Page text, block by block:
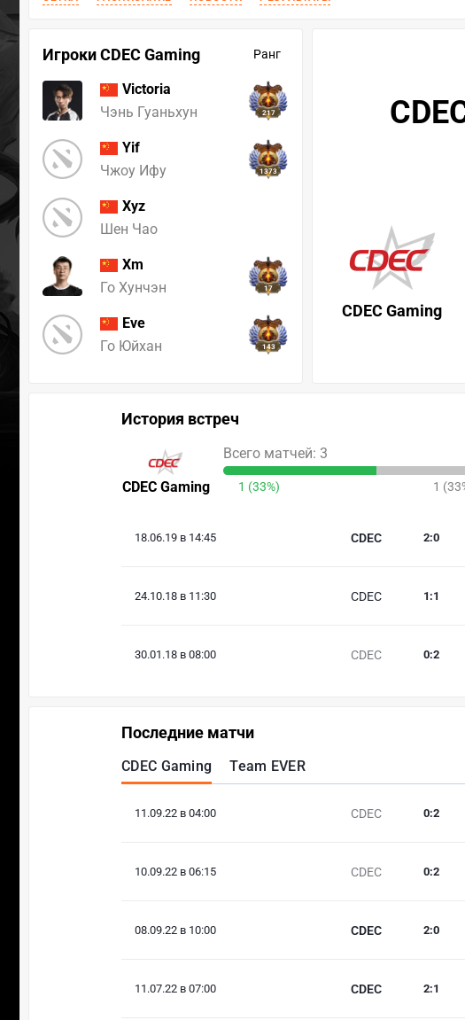
Игроки CDEC Gaming Ранг
Victoria
Чэнь Гуаньхун
217
Yif
Чжоу Ифу
1373
Xyz
Шен Чао
Xm
Го Хунчэн
17
Eve
Го Юйхан
143
CDEC Gaming
История встреч
CDEC Gaming
Всего матчей: 3
1 (33%) 1
18.06.19 в 14:45 CDEC 2:0
24.10.18 в 11:30 CDEC 1 :1
30.01.18 в 08:00 CDEC 0:2
Последние матчи
CDEC Gaming Team EVER
11.09.22 в 04:00 CDEC 0:2
10.09.22 в 06:15 CDEC 0:2
08.09.22 в 10:00 CDEC 2:0
11.07.22 в 07:00 CDEC 2:1